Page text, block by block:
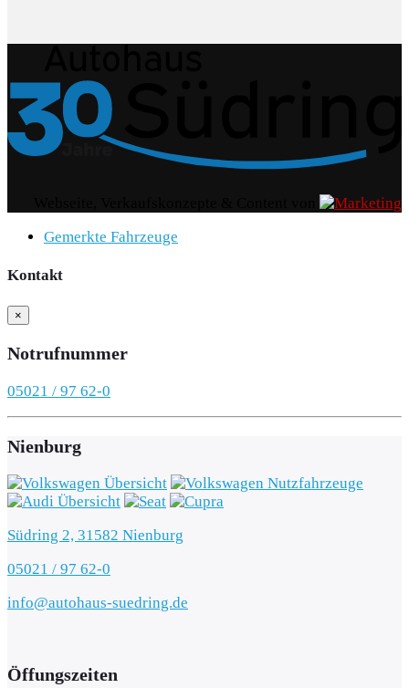
Gemerkte Fahrzeuge
Kontakt
×
Notrufnummer
05021 / 97 62-0
Nienburg
Südring 2, 31582 Nienburg
05021 / 97 62-0
info@autohaus-suedring.de
Öffungszeiten